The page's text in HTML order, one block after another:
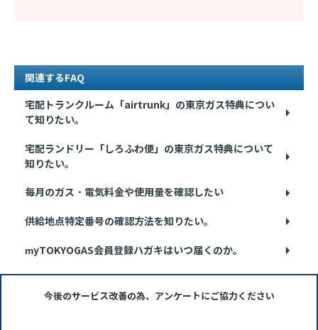
関連するFAQ
宅配トランクルーム「airtrunk」の東京ガス特典につい
て知りたい。
宅配ランドリー「しろふわ便」の東京ガス特典について
知りたい。
毎月のガス・電気料金や使用量を確認したい
供給地点特定番号の確認方法を知りたい。
myTOKYOGAS会員登録ハガキはいつ届くのか。
今後のサービス改善の為、アンケートにご協力ください